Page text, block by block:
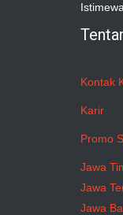
Kontak
Karir
Promo
Jawa
Jawa
Jawa